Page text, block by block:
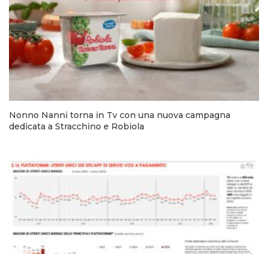
Nonno Nanni torna in Tv con una nuova campagna
dedicata a Stracchino e Robiola